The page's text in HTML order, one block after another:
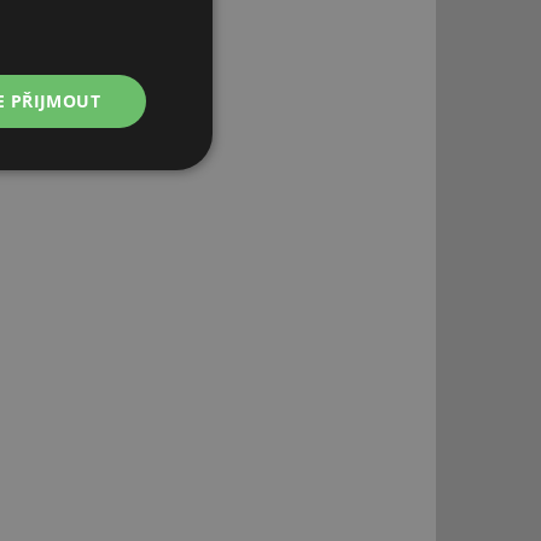
PŘIJMOUT
Nezařazené
účtu. Webové